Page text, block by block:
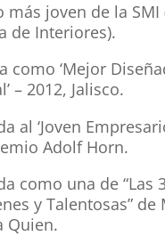
más joven de la SMI
de Interiores).
como ‘Mejor
– 2012, Jalisco.
al ‘Joven
Adolf Horn.
como una de “Las
y Talentosas”
Quien.